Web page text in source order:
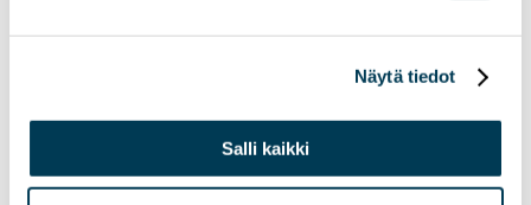
Näytä tiedot
Salli kaikki